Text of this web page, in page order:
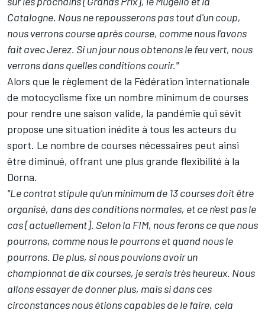
Catalogne. Nous ne repousserons pas tout d'un coup,
nous verrons course après course, comme nous l'avons
fait avec Jerez. Si un jour nous obtenons le feu vert, nous
verrons dans quelles conditions courir."
Alors que le règlement de la Fédération internationale
de motocyclisme fixe un nombre minimum de courses
pour rendre une saison valide, la pandémie qui sévit
propose une situation inédite à tous les acteurs du
sport. Le nombre de courses nécessaires peut ainsi
être diminué, offrant une plus grande flexibilité à la
Dorna.
"Le contrat stipule qu'un minimum de 13 courses doit être
organisé, dans des conditions normales, et ce n'est pas le
cas [actuellement]. Selon la FIM, nous ferons ce que nous
pourrons, comme nous le pourrons et quand nous le
pourrons. De plus, si nous pouvions avoir un
championnat de dix courses, je serais très heureux. Nous
allons essayer de donner plus, mais si dans ces
circonstances nous étions capables de le faire, cela